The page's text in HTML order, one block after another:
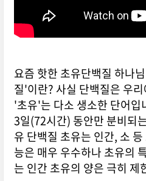
요즘 핫한 초유단백질 하나
질'이란? 사실 단백질은 우
'초유'는 다소 생소한 단어입
3일(72시간) 동안만 분비되
유 단백질 초유는 인간, 소
능은 매우 우수하나 초유의
는 인간 초유의 양은 극히 제